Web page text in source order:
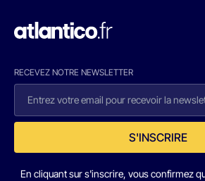
RECEVEZ NOTRE NEWSLETTER
S'INSCRIRE
En cliquant sur s'inscrire, vous confirmez